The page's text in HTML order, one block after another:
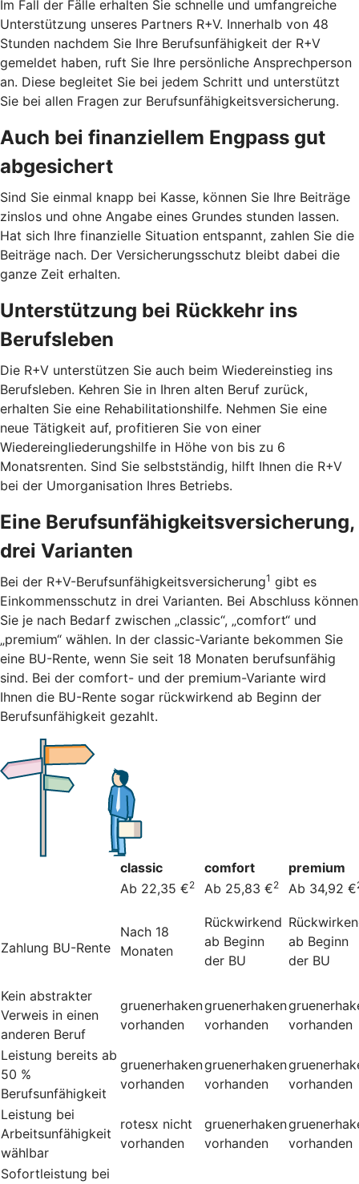
Im Fall der Fälle erhalten Sie schnelle und umfangreiche
Unterstützung unseres Partners R+V. Innerhalb von 48
Stunden nachdem Sie Ihre Berufsunfähigkeit der R+V
gemeldet haben, ruft Sie Ihre persönliche Ansprechperson
an. Diese begleitet Sie bei jedem Schritt und unterstützt
Sie bei allen Fragen zur Berufsunfähigkeitsversicherung.
Auch bei finanziellem Engpass gut
abgesichert
Sind Sie einmal knapp bei Kasse, können Sie Ihre Beiträge
zinslos und ohne Angabe eines Grundes stunden lassen.
Hat sich Ihre finanzielle Situation entspannt, zahlen Sie die
Beiträge nach. Der Versicherungsschutz bleibt dabei die
ganze Zeit erhalten.
Unterstützung bei Rückkehr ins
Berufsleben
Die R+V unterstützen Sie auch beim Wiedereinstieg ins
Berufsleben. Kehren Sie in Ihren alten Beruf zurück,
erhalten Sie eine Rehabilitationshilfe. Nehmen Sie eine
neue Tätigkeit auf, profitieren Sie von einer
Wiedereingliederungshilfe in Höhe von bis zu 6
Monatsrenten. Sind Sie selbstständig, hilft Ihnen die R+V
bei der Umorganisation Ihres Betriebs.
Eine Berufsunfähigkeitsversicherung,
drei Varianten
Bei der R+V-Berufsunfähigkeitsversicherung1 gibt es
Einkommensschutz in drei Varianten. Bei Abschluss können
Sie je nach Bedarf zwischen „classic“, „comfort“ und
„premium“ wählen. In der classic-Variante bekommen Sie
eine BU-Rente, wenn Sie seit 18 Monaten berufsunfähig
sind. Bei der comfort- und der premium-Variante wird
Ihnen die BU-Rente sogar rückwirkend ab Beginn der
Berufsunfähigkeit gezahlt.
classic comfort
premium
Ab 22,35 €2 Ab 25,83 €2 Ab 34,92 €
Zahlung BU-Rente
Nach 18
Monaten
Rückwirkend
ab Beginn
der BU
ab Beginn
der BU
Kein abstrakter
Verweis in einen
anderen Beruf
gruenerhaken
vorhanden
gruenerhaken
vorhanden
vorhanden
Leistung bereits ab
50 %
Berufsunfähigkeit
gruenerhaken
vorhanden
gruenerhaken
vorhanden
vorhanden
Leistung bei
Arbeitsunfähigkeit
wählbar
rotesx nicht
vorhanden
gruenerhaken
vorhanden
vorhanden
Sofortleistung bei